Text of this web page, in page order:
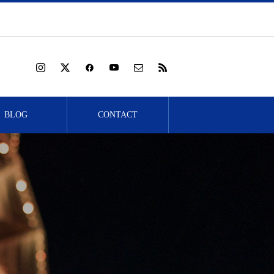
BLOG CONTACT